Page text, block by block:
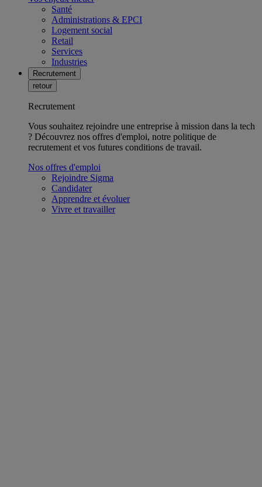
Santé
Administrations & EPCI
Logement social
Retail
Services
Industries
Recrutement
retour
Recrutement
Vous souhaitez rejoindre une entreprise à mission dans la tech
? Découvrez nos offres d'emploi, notre politique de
recrutement et vos futures conditions de travail.
Nos offres d'emploi
Rejoindre Sigma
Candidater
Apprendre et évoluer
Vivre et travailler